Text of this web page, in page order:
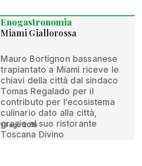
Enogastronomia
Miami Giallorossa
Mauro Bortignon bassanese
trapiantato a Miami riceve le
chiavi della città dal sindaco
Tomas Regalado per il
contributo per l’ecosistema
culinario dato alla città,
grazie al suo ristorante
Toscana Divino
13 ago 2015